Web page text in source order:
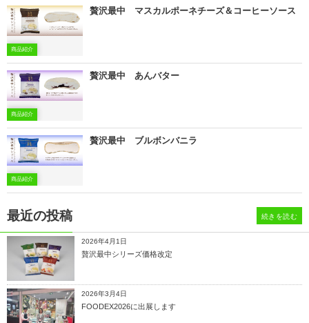
商品紹介
贅沢最中 マスカルポーネチーズ＆コーヒーソース
商品紹介
贅沢最中 あんバター
商品紹介
贅沢最中 ブルボンバニラ
最近の投稿
2026年4月1日
贅沢最中シリーズ価格改定
2026年3月4日
FOODEX2026に出展します
続きを読む